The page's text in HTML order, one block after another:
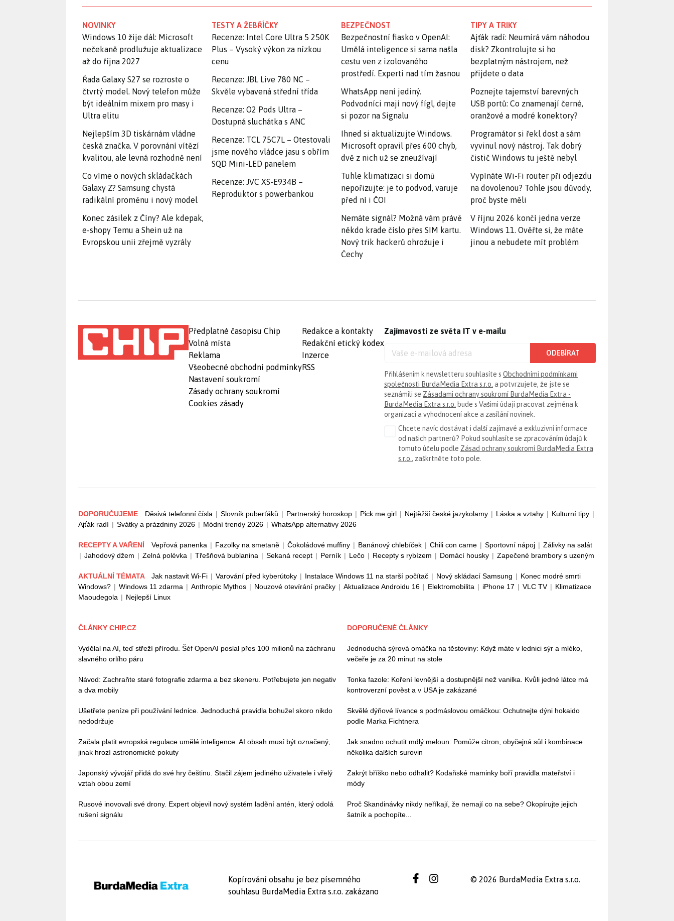
NOVINKY
Windows 10 žije dál: Microsoft
nečekaně prodlužuje aktualizace
až do října 2027
Řada Galaxy S27 se rozroste o
čtvrtý model. Nový telefon může
být ideálním mixem pro masy i
Ultra elitu
Nejlepším 3D tiskárnám vládne
česká značka. V porovnání vítězí
kvalitou, ale levná rozhodně není
Co víme o nových skládačkách
Galaxy Z? Samsung chystá
radikální proměnu i nový model
Konec zásilek z Číny? Ale kdepak,
e-shopy Temu a Shein už na
Evropskou unii zřejmě vyzrály
TESTY A ŽEBŘÍČKY
Recenze: Intel Core Ultra 5 250K
Plus – Vysoký výkon za nízkou
cenu
Recenze: JBL Live 780 NC –
Skvěle vybavená střední třída
Recenze: O2 Pods Ultra –
Dostupná sluchátka s ANC
Recenze: TCL 75C7L – Otestovali
jsme nového vládce jasu s obřím
SQD Mini-LED panelem
Recenze: JVC XS-E934B –
Reproduktor s powerbankou
BEZPEČNOST
Bezpečnostní fiasko v OpenAI:
Umělá inteligence si sama našla
cestu ven z izolovaného
prostředí. Experti nad tím žasnou
WhatsApp není jediný.
Podvodníci mají nový fígl, dejte
si pozor na Signalu
Ihned si aktualizujte Windows.
Microsoft opravil přes 600 chyb,
dvě z nich už se zneužívají
Tuhle klimatizaci si domů
nepořizujte: je to podvod, varuje
před ní i ČOI
Nemáte signál? Možná vám právě
někdo krade číslo přes SIM kartu.
Nový trik hackerů ohrožuje i
Čechy
TIPY A TRIKY
Ajťák radí: Neumírá vám náhodou
disk? Zkontrolujte si ho
bezplatným nástrojem, než
přijdete o data
Poznejte tajemství barevných
USB portů: Co znamenají černé,
oranžové a modré konektory?
Programátor si řekl dost a sám
vyvinul nový nástroj. Tak dobrý
čistič Windows tu ještě nebyl
Vypínáte Wi-Fi router při odjezdu
na dovolenou? Tohle jsou důvody,
proč byste měli
V říjnu 2026 končí jedna verze
Windows 11. Ověřte si, že máte
jinou a nebudete mít problém
Předplatné časopisu Chip
Volná místa
Reklama
Všeobecné obchodní podmínky
Nastavení soukromí
Zásady ochrany soukromí
Cookies zásady
Redakce a kontakty
Redakční etický kodex
Inzerce
RSS
Zajímavosti ze světa IT v e-mailu
ODEBÍRAT
Přihlášením k newsletteru souhlasíte s Obchodními podmínkami
společnosti BurdaMedia Extra s.r.o. a potvrzujete, že jste se
seznámili se Zásadami ochrany soukromí BurdaMedia Extra -
BurdaMedia Extra s.r.o. bude s Vašimi údaji pracovat zejména k
organizaci a vyhodnocení akce a zasílání novinek.
Chcete navíc dostávat i další zajímavé a exkluzivní informace
od našich partnerů? Pokud souhlasíte se zpracováním údajů k
tomuto účelu podle Zásad ochrany soukromí BurdaMedia Extra
s.r.o. , zaškrtněte toto pole.
DOPORUČUJEME Děsivá telefonní čísla | Slovník puberťáků | Partnerský horoskop | Pick me girl | Nejtěžší české jazykolamy | Láska a vztahy | Kulturní tipy |
Ajťák radí | Svátky a prázdniny 2026 | Módní trendy 2026 | WhatsApp alternativy 2026
RECEPTY A VAŘENÍ Vepřová panenka | Fazolky na smetaně | Čokoládové muffiny | Banánový chlebíček | Chili con carne | Sportovní nápoj | Zálivky na salát
| Jahodový džem | Zelná polévka | Třešňová bublanina | Sekaná recept | Perník | Lečo | Recepty s rybízem | Domácí housky | Zapečené brambory s uzeným
AKTUÁLNÍ TÉMATA Jak nastavit Wi-Fi | Varování před kyberútoky | Instalace Windows 11 na starší počítač | Nový skládací Samsung | Konec modré smrti
Windows? | Windows 11 zdarma | Anthropic Mythos | Nouzové otevírání pračky | Aktualizace Androidu 16 | Elektromobilita | iPhone 17 | VLC TV | Klimatizace
Maoudegola | Nejlepší Linux
ČLÁNKY CHIP.CZ
Vydělal na AI, teď střeží přírodu. Šéf OpenAI poslal přes 100 milionů na záchranu
slavného orlího páru
Návod: Zachraňte staré fotografie zdarma a bez skeneru. Potřebujete jen negativ
a dva mobily
Ušetřete peníze při používání lednice. Jednoduchá pravidla bohužel skoro nikdo
nedodržuje
Začala platit evropská regulace umělé inteligence. AI obsah musí být označený,
jinak hrozí astronomické pokuty
Japonský vývojář přidá do své hry češtinu. Stačil zájem jediného uživatele i vřelý
vztah obou zemí
Rusové inovovali své drony. Expert objevil nový systém ladění antén, který odolá
rušení signálu
DOPORUČENÉ ČLÁNKY
Jednoduchá sýrová omáčka na těstoviny: Když máte v lednici sýr a mléko,
večeře je za 20 minut na stole
Tonka fazole: Koření levnější a dostupnější než vanilka. Kvůli jedné látce má
kontroverzní pověst a v USA je zakázané
Skvělé dýňové lívance s podmáslovou omáčkou: Ochutnejte dýni hokaido
podle Marka Fichtnera
Jak snadno ochutit mdlý meloun: Pomůže citron, obyčejná sůl i kombinace
několika dalších surovin
Zakrýt bříško nebo odhalit? Kodaňské maminky boří pravidla mateřství i
módy
Proč Skandinávky nikdy neříkají, že nemají co na sebe? Okopírujte jejich
šatník a pochopíte...
Kopírování obsahu je bez písemného
souhlasu BurdaMedia Extra s.r.o. zakázano
© 2026 BurdaMedia Extra s.r.o.